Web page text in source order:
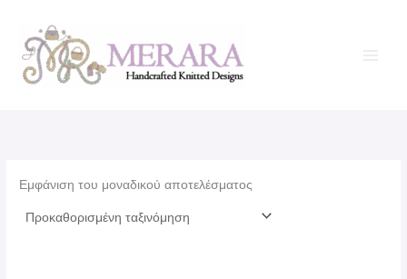
περιεχόμενο
Εμφάνιση του μοναδικού αποτελέσματος